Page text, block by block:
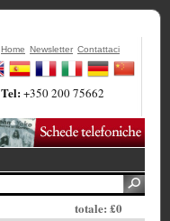
Home Newsletter Contattaci
Tel:+350 200 75662
totale: £0